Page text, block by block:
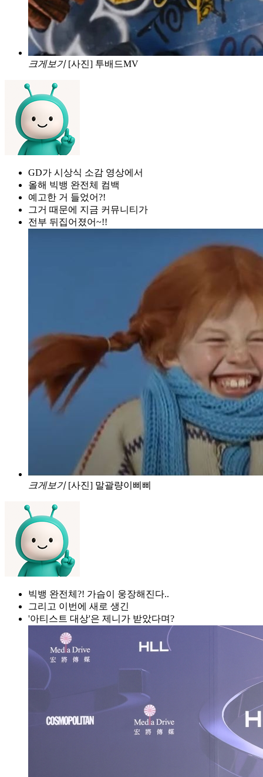
크게보기 [사진] 투배드MV
GD가 시상식 소감 영상에서
올해 빅뱅 완전체 컴백
예고한 거 들었어?!
그거 때문에 지금 커뮤니티가
전부 뒤집어졌어~!!
크게보기 [사진] 말괄량이삐삐
빅뱅 완전체?! 가슴이 웅장해진다..
그리고 이번에 새로 생긴
'아티스트 대상'은 제니가 받았다며?